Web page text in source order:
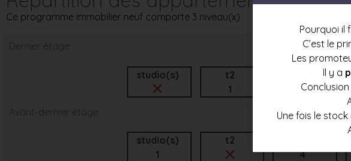
Ce programme immobilier neuf comporte 3 niveau(x)
Dernier étage
studio(s)
t2
1
3
Avant-dernier étage
studio(s)
1
t2
4
Pourquoi il
C’est le
Les
Il y a
Conclusion
Une fois le